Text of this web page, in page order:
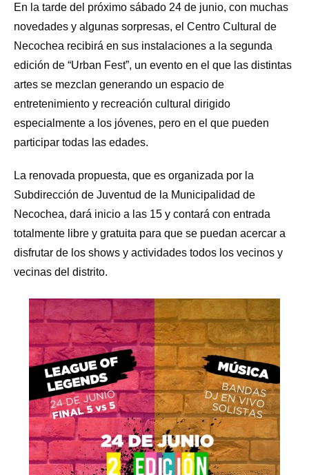
En la tarde del próximo sábado 24 de junio, con muchas
novedades y algunas sorpresas, el Centro Cultural de
Necochea recibirá en sus instalaciones a la segunda
edición de “Urban Fest”, un evento en el que las distintas
artes se mezclan generando un espacio de
entretenimiento y recreación cultural dirigido
especialmente a los jóvenes, pero en el que pueden
participar todas las edades.
La renovada propuesta, que es organizada por la
Subdirección de Juventud de la Municipalidad de
Necochea, dará inicio a las 15 y contará con entrada
totalmente libre y gratuita para que se puedan acercar a
disfrutar de los shows y actividades todos los vecinos y
vecinas del distrito.